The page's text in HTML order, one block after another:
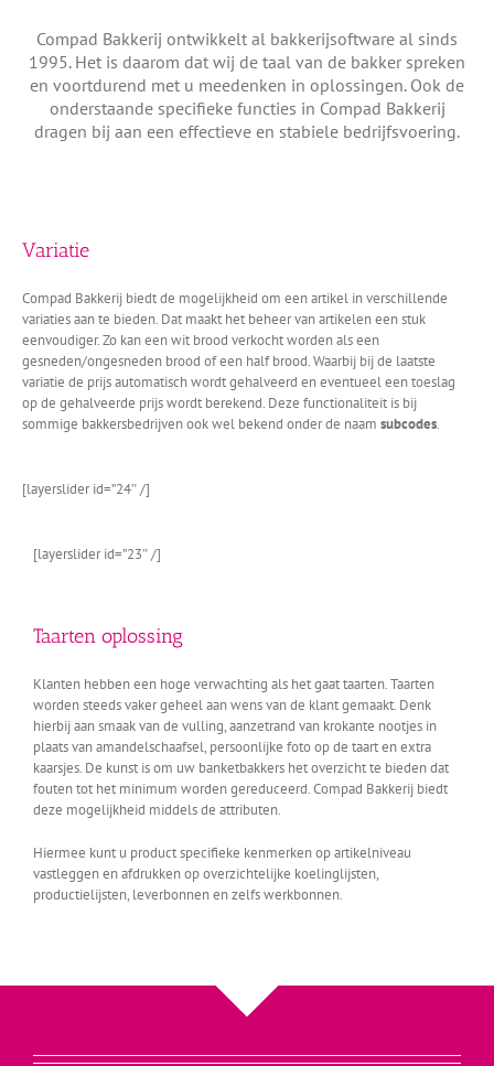
Compad Bakkerij ontwikkelt al bakkerijsoftware al sinds
1995. Het is daarom dat wij de taal van de bakker spreken
en voortdurend met u meedenken in oplossingen. Ook de
onderstaande specifieke functies in Compad Bakkerij
dragen bij aan een effectieve en stabiele bedrijfsvoering.
Variatie
Compad Bakkerij biedt de mogelijkheid om een artikel in verschillende
variaties aan te bieden. Dat maakt het beheer van artikelen een stuk
eenvoudiger. Zo kan een wit brood verkocht worden als een
gesneden/ongesneden brood of een half brood. Waarbij bij de laatste
variatie de prijs automatisch wordt gehalveerd en eventueel een toeslag
op de gehalveerde prijs wordt berekend. Deze functionaliteit is bij
sommige bakkersbedrijven ook wel bekend onder de naam subcodes.
[layerslider id=”24″ /]
[layerslider id=”23″ /]
Taarten oplossing
Klanten hebben een hoge verwachting als het gaat taarten. Taarten
worden steeds vaker geheel aan wens van de klant gemaakt. Denk
hierbij aan smaak van de vulling, aanzetrand van krokante nootjes in
plaats van amandelschaafsel, persoonlijke foto op de taart en extra
kaarsjes. De kunst is om uw banketbakkers het overzicht te bieden dat
fouten tot het minimum worden gereduceerd. Compad Bakkerij biedt
deze mogelijkheid middels de attributen.
Hiermee kunt u product specifieke kenmerken op artikelniveau
vastleggen en afdrukken op overzichtelijke koelinglijsten,
productielijsten, leverbonnen en zelfs werkbonnen.